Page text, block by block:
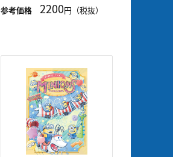
参考価格
2200円（税抜）